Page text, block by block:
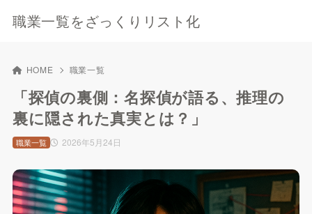
職業一覧をざっくりリスト化
HOME 職業一覧
「探偵の裏側：名探偵が語る、推理の
裏に隠された真実とは？」
2026年5月24日
職業一覧